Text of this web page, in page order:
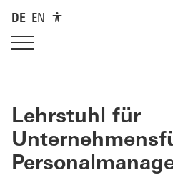
DE EN
Lehrstuhl für